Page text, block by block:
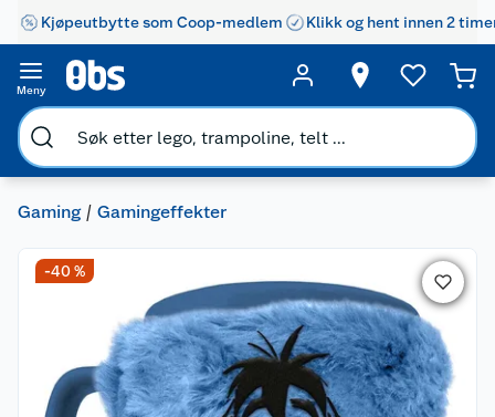
Kjøpeutbytte som Coop-medlem Klikk og hent innen 2
Meny
Gaming Gamingeffekter
-40 %